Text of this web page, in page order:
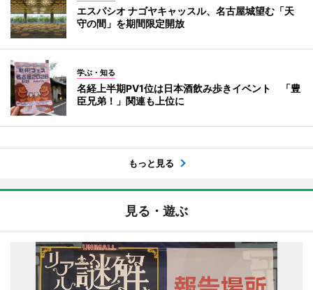
エスパシオ ナゴヤキャッスル、名古屋城望む「天
守の間」を期間限定開放
学ぶ・知る
名経上半期PV1位は日本酒飲み歩きイベント 「豊
臣兄弟！」関連も上位に
もっと見る
見る・遊ぶ